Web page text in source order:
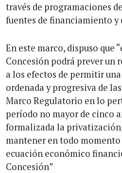
través de programaciones
fuentes de financiamiento y
En este marco, dispuso que
Concesión podrá prever un
a los efectos de permitir
ordenada y progresiva de
Marco Regulatorio en lo
período no mayor de cinco
formalizada la
mantener en todo
ecuación económico
Concesión”